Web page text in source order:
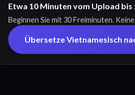
Etwa 10 Minuten vom Upload
Beginnen Sie mit 30 Freiminuten.
Übersetze Vietnamesisch